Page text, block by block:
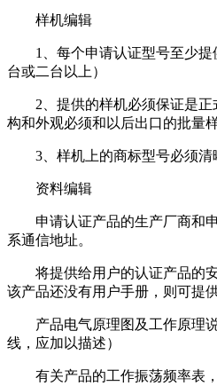
样机编辑
1、每个申请认证型号至少提
台或二台以上）
2、提供的样机必须保证是正
构和外观必须和以后出口的批量
3、样机上的商标型号必须清
资料编辑
申请认证产品的生产厂商和申
系通信地址。
将提供给用户的认证产品的安
该产品还没有用户手册，则可提
产品电气原理图及工作原理说
线，应加以描述）
有关产品的工作振荡频率表，